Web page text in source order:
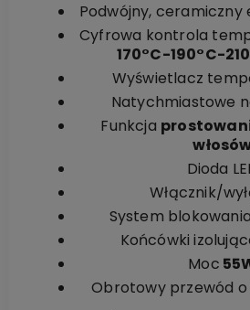
Podwójny,
Cyfrowa kontrola
170°C-190°C-
Wyświetlacz
Natychmiastowe
Funkcja
Dioda
Włącznik/
System
Końcówki
Moc
Obrotowy przewód o